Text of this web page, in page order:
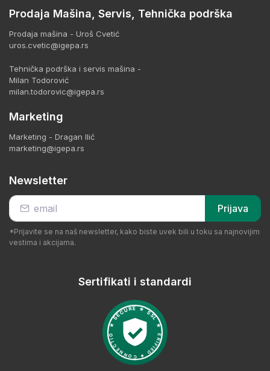
Prodaja Mašina, Servis, Tehnička podrška
Prodaja mašina - Uroš Cvetić
uros.cvetic@igepa.rs
Tehnička podrška i servis mašina -
Milan Todorović
milan.todorovic@igepa.rs
Marketing
Marketing - Dragan Ilić
marketing@igepa.rs
Newsletter
Prijava
*Prijavite se na naš newsletter, kako biste uvek bili u toku sa najnovijim
vestima i akcijama.
Sertifikati i standardi